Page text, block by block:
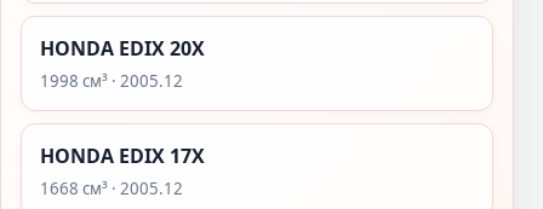
HONDA EDIX 20X
1998 см³ · 2005.12
HONDA EDIX 17X
1668 см³ · 2005.12